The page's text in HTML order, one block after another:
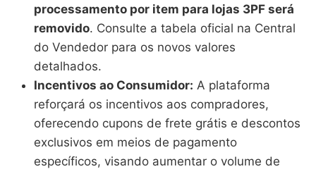
processamento por item para lojas 3PF será
removido. Consulte a tabela oficial na Central
do Vendedor para os novos valores
detalhados.
Incentivos ao Consumidor: A plataforma
reforçará os incentivos aos compradores,
oferecendo cupons de frete grátis e descontos
exclusivos em meios de pagamento
específicos, visando aumentar o volume de